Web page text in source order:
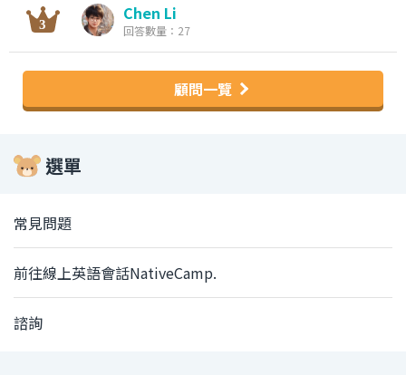
Chen Li
回答數量：27
顧問一覽
選單
常見問題
前往線上英語會話NativeCamp.
諮詢